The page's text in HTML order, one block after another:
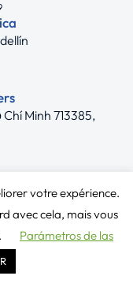
Minh 713385,
France
votre expérience.
avec cela, mais vous
Parámetros de las